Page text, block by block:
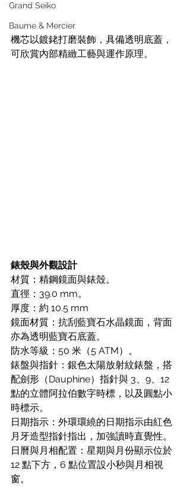
Grand Seiko
Baume & Mercier
機芯以鍍銠打磨裝飾，具備透明底蓋，
可欣賞內部精緻工藝與運作原理。
錶殼與外觀設計
材質：精鋼鏡面與錶殼。
直徑：39.0 mm。
厚度：約 10.5 mm
鏡面材質：抗刮藍寶石水晶鏡面，背面
亦為透明藍寶石底蓋。
防水等級：50 米（5 ATM）。
錶盤與指針：銀色太陽放射紋錶盤，搭
配劍形（Dauphine）指針與 3、9、12
點的立體阿拉伯數字時標，以及圓點小
時標示。
日期指示：外環環繞的日期指示由紅色
月牙造型指針指出，加強讀時直覺性。
日曆與月相配置：星期與月份顯示位於
12 點下方，6 點位置設小秒與月相視
窗。